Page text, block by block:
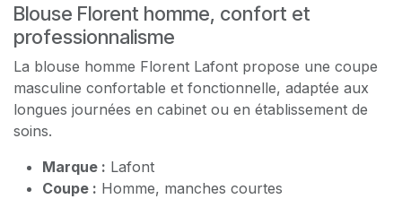
Blouse Florent homme, confort et
professionnalisme
La blouse homme Florent Lafont propose une coupe
masculine confortable et fonctionnelle, adaptée aux
longues journées en cabinet ou en établissement de
soins.
Marque : Lafont
Coupe : Homme, manches courtes